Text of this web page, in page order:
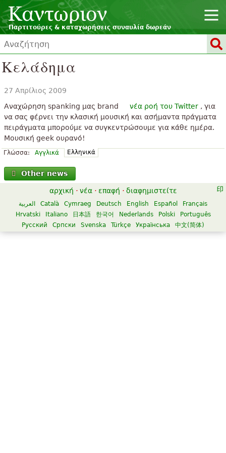
Παρτιτούρες & καταχωρήσεις συναυλία δωρεάν
Κελάδημα
27 Απρίλιος 2009
Αναχώρηση spanking μας brand
νέα ροή του Twitter , για
να σας φέρνει την κλασική μουσική και ασήμαντα πράγματα
πειράγματα μπορούμε να συγκεντρώσουμε για κάθε ημέρα.
Μουσική geek ουρανό!
Γλώσσα: Αγγλικά Ελληνικά
Other news
αρχική · νέα · επαφή · διαφημιστείτε
العربية Català Cymraeg Deutsch English Español
Français
Hrvatski
Italiano 日本語 한국어 Nederlands Polski
Português
Русский
Српски Svenska Türkçe Українська 中文(简体)